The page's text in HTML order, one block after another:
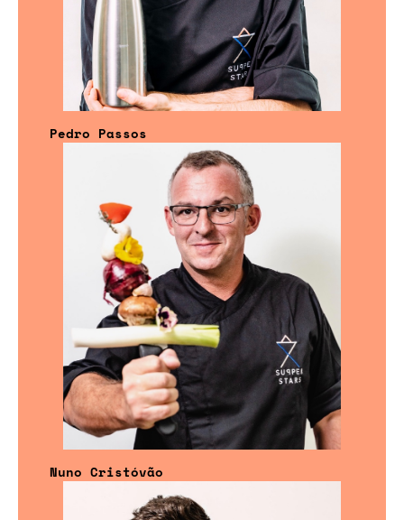
Pedro Passos
Nuno Cristóvão